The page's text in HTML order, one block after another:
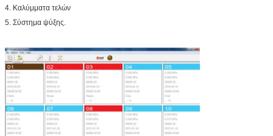
4. Καλύμματα τελών
5. Σύστημα ψύξης.